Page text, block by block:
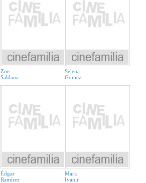
Zoe
Saldana
Selena
Gomez
Édgar
Ramírez
Mark
Ivanir